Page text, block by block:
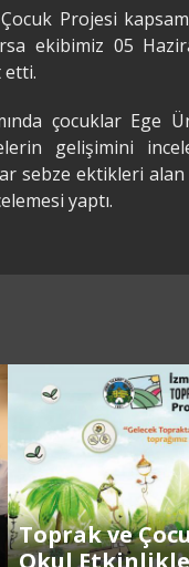
Projesi
ekibimiz 05
etti.
çocuklar Ege
gelişimini
sebze ektikleri
yaptı.
Toprak ve
Okul